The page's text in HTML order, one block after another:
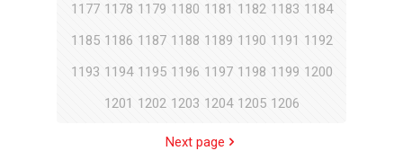
1177 1178 1179 1180 1181 1182 1183 1184
1185 1186 1187 1188 1189 1190 1191 1192
1193 1194 1195 1196 1197 1198 1199 1200
1201 1202 1203 1204 1205 1206
Next page